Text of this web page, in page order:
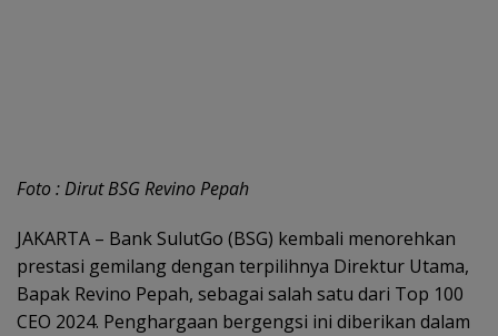
Foto : Dirut BSG Revino Pepah
JAKARTA – Bank SulutGo (BSG) kembali menorehkan
prestasi gemilang dengan terpilihnya Direktur Utama,
Bapak Revino Pepah, sebagai salah satu dari Top 100
CEO 2024. Penghargaan bergengsi ini diberikan dalam